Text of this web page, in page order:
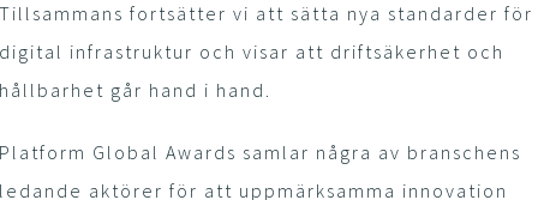
Tillsammans fortsätter vi att sätta nya standarder för
digital infrastruktur och visar att driftsäkerhet och
hållbarhet går hand i hand.
Platform Global Awards samlar några av branschens
ledande aktörer för att uppmärksamma innovation